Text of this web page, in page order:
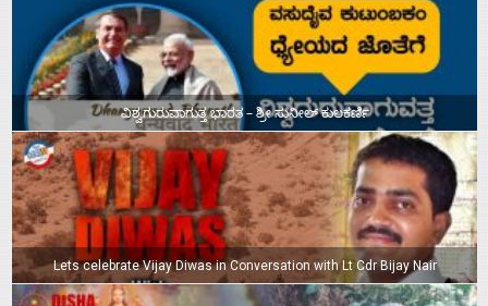
ವಿಶ್ವಗುರುವಾಗುತ್ತ ಭಾರತ – ಶ್ರೀ ಸುನೀಲ್‌ ಕುಲಕರ್ಣಿ
Lets celebrate Vijay Diwas in Conversation with Lt Cdr Bijay Nair